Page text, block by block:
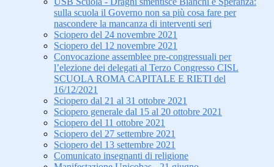
sulla scuola il Governo non sa più cosa fare per
nascondere la mancanza di interventi seri
Sciopero del 24 novembre 2021
Sciopero del 12 novembre 2021
Convocazione assemblee pre-congressuali per
l’elezione dei delegati al Terzo Congresso CISL
SCUOLA ROMA CAPITALE E RIETI del
16/12/2021
Sciopero dal 21 al 31 ottobre 2021
Sciopero generale dal 15 al 20 ottobre 2021
Sciopero del 11 ottobre 2021
Sciopero del 27 settembre 2021
Sciopero del 13 settembre 2021
Comunicato insegnanti di religione